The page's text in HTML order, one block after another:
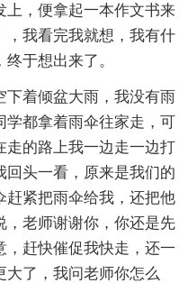
上，便拿起一本作文书来
，我看完我就想，我有什
于想出来了。
下着倾盆大雨，我没有雨
学都拿着雨伞往家走，可
走的路上我一边走一边打
头一看，原来是我们的
赶紧把雨伞给我，还把他
，老师谢谢你，你还是先
，赶快催促我快走，还一
了，我问老师你怎么